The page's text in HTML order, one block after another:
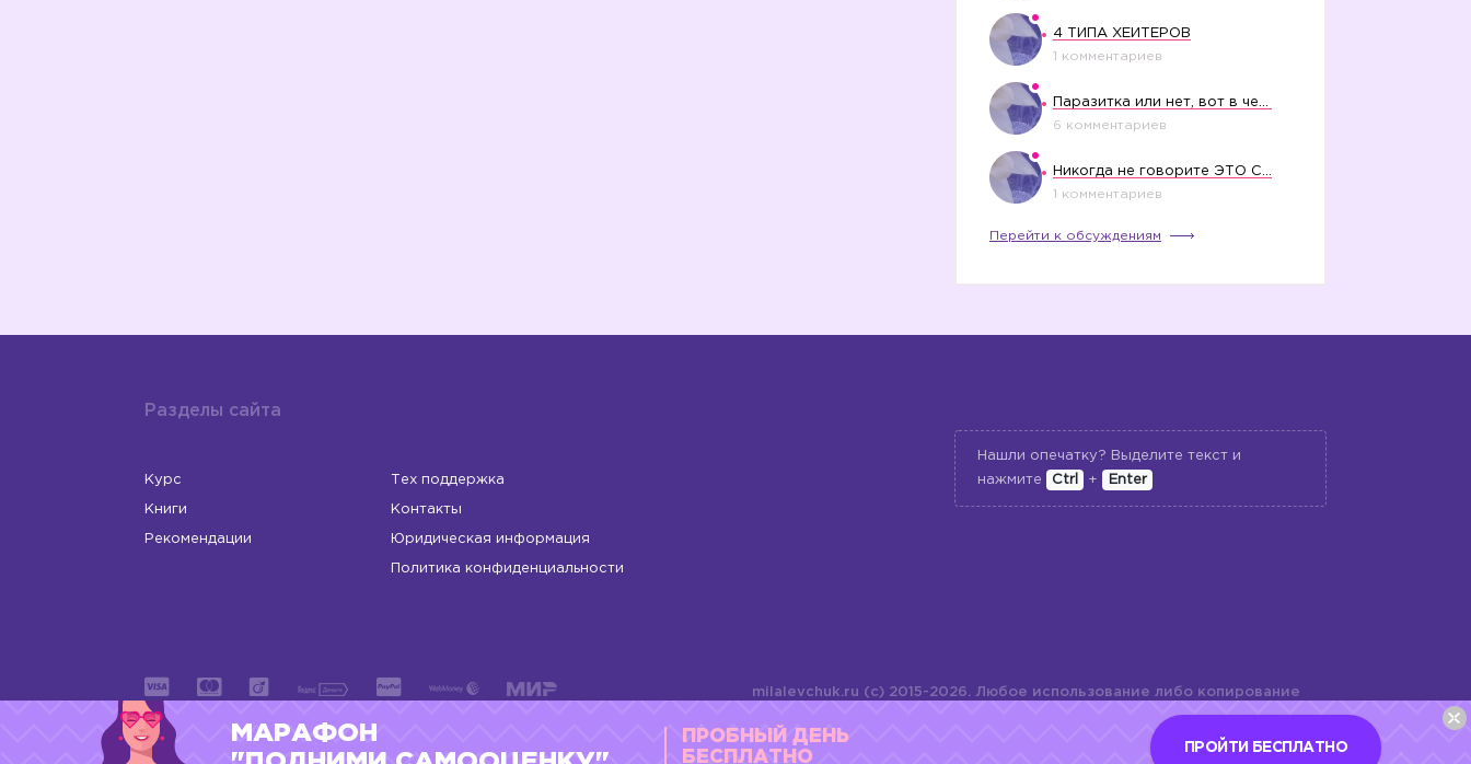
4 ТИПА ХЕЙТЕРОВ
1 комментариев
6 комментариев
1 комментариев
Перейти к обсуждениям
Разделы сайта
Курс
Книги
Рекомендации
Тех поддержка
Контакты
Юридическая информация
Политика конфиденциальности
Нашли опечатку? Выделите текст и
нажмите
Ctrl + Enter
ИП Левчук Людмила Николаевна
milalevchuk.ru (c) 2015-2026. Любое использование либо копирование
материалов или подборки материалов сайта, элементов дизайна и
оформления допускается лишь с разрешения правообладателя и
МАРАФОН
ПРОБНЫЙ ДЕНЬ
БЕСПЛАТНО
ПРОЙТИ БЕСПЛАТНО